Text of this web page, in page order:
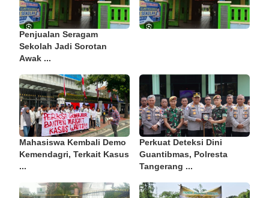
Penjualan Seragam
Sekolah Jadi Sorotan
Awak ...
Mahasiswa Kembali Demo
Kemendagri, Terkait Kasus
...
Perkuat Deteksi Dini
Guantibmas, Polresta
Tangerang ...